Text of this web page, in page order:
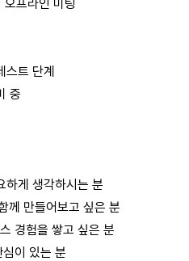
프라인 미팅
스트 단계
중
하게 생각하시는 분
께 만들어보고 싶은 분
경험을 쌓고 싶은 분
이 있는 분